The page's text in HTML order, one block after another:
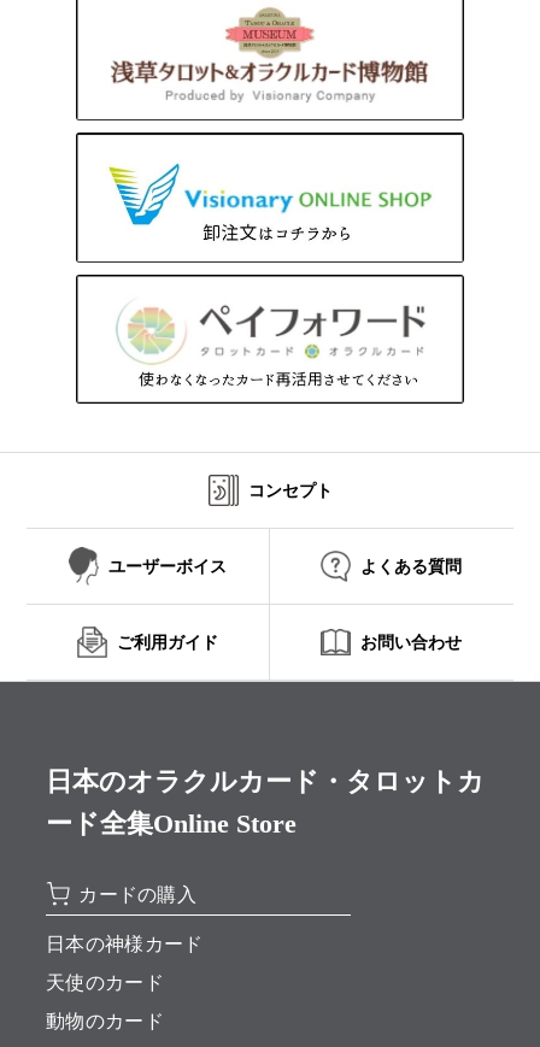
コンセプト
ユーザーボイス よくある質問
ご利用ガイド お問い合わせ
日本のオラクルカード・タロットカ
ード全集Online Store
カードの購入
日本の神様カード
天使のカード
動物のカード